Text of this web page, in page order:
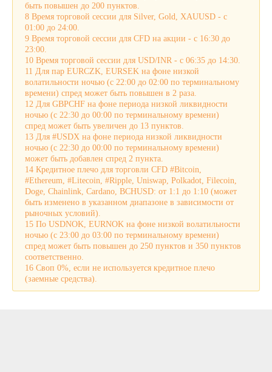
быть повышен до 200 пунктов.
8 Время торговой сессии для Silver, Gold, XAUUSD - с
01:00 до 24:00.
9 Время торговой сессии для CFD на акции - с 16:30 до
23:00.
10 Время торговой сессии для USD/INR - с 06:35 до 14:30.
11 Для пар EURCZK, EURSEK на фоне низкой
волатильности ночью (с 22:00 до 02:00 по терминальному
времени) спред может быть повышен в 2 раза.
12 Для GBPCHF на фоне периода низкой ликвидности
ночью (с 22:30 до 00:00 по терминальному времени)
спред может быть увеличен до 13 пунктов.
13 Для #USDX на фоне периода низкой ликвидности
ночью (с 22:30 до 00:00 по терминальному времени)
может быть добавлен спред 2 пункта.
14 Кредитное плечо для торговли CFD #Bitcoin,
#Ethereum, #Litecoin, #Ripple, Uniswap, Polkadot, Filecoin,
Doge, Chainlink, Cardano, BCHUSD: от 1:1 до 1:10 (может
быть изменено в указанном диапазоне в зависимости от
рыночных условий).
15 По USDNOK, EURNOK на фоне низкой волатильности
ночью (с 23:00 до 03:00 по терминальному времени)
спред может быть повышен до 250 пунктов и 350 пунктов
соответственно.
16 Своп 0%, если не используется кредитное плечо
(заемные средства).